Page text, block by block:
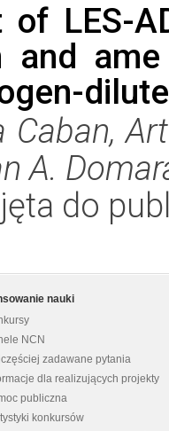
of LES-
and
Caban,
A.
do
nauki
NCN
zadawane pytania
dla realizujących projekty
publiczna
konkursów